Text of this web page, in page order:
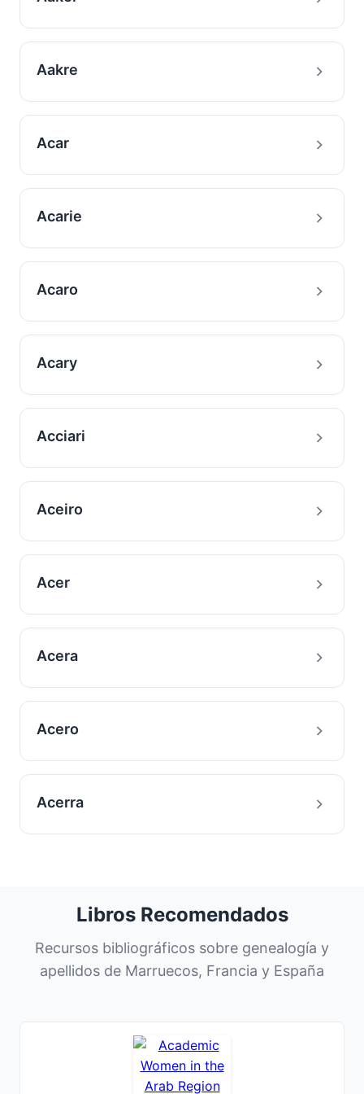
Aakre
Acar
Acarie
Acaro
Acary
Acciari
Aceiro
Acer
Acera
Acero
Acerra
Libros Recomendados
Recursos bibliográficos sobre genealogía y
apellidos de Marruecos, Francia y España